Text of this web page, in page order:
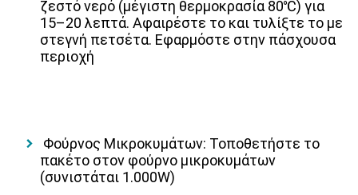
ζεστό νερό (μέγιστη θερμοκρασία 80℃) για
15–20 λεπτά. Αφαιρέστε το και τυλίξτε το με
στεγνή πετσέτα. Εφαρμόστε στην πάσχουσα
περιοχή
Φούρνος Μικροκυμάτων: Τοποθετήστε το
πακέτο στον φούρνο μικροκυμάτων
(συνιστάται 1.000W)